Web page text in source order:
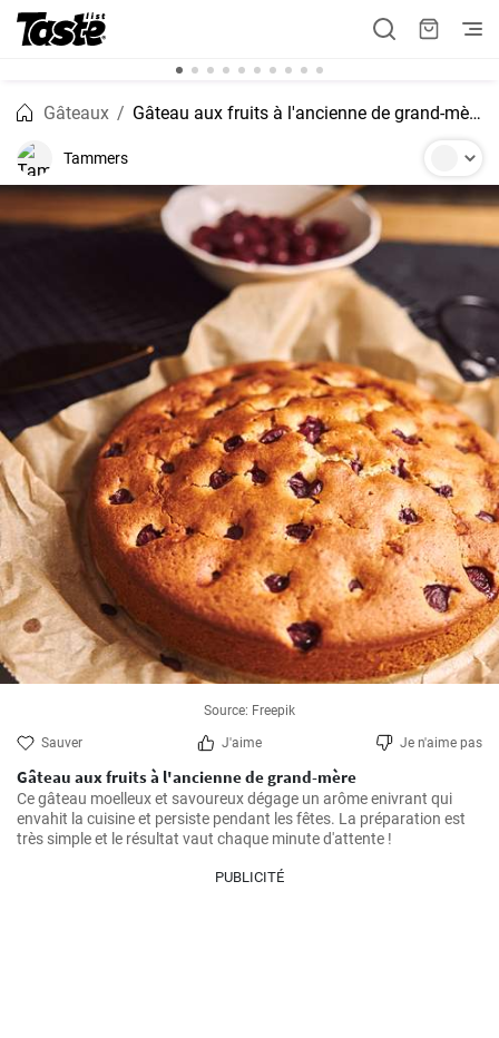
Gâteaux Gâteau aux fruits à l'ancienne de grand-mère
Tammers
Source: Freepik
Sauver J'aime Je n'aime pas
Gâteau aux fruits à l'ancienne de grand-mère
Ce gâteau moelleux et savoureux dégage un arôme enivrant qui
envahit la cuisine et persiste pendant les fêtes. La préparation est
très simple et le résultat vaut chaque minute d'attente !
PUBLICITÉ